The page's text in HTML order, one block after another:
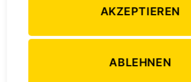
MONA
AKZEPTIEREN
ABLEHNEN